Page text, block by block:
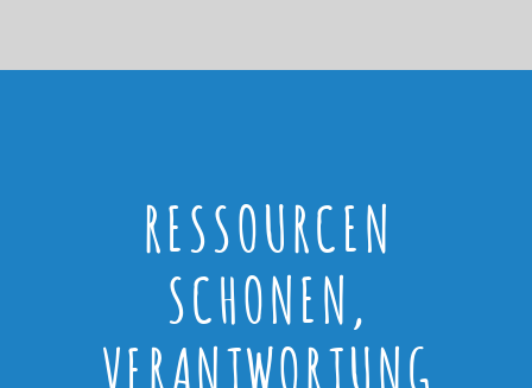
RESSOURCEN
SCHONEN,
VERANTWORTUNG